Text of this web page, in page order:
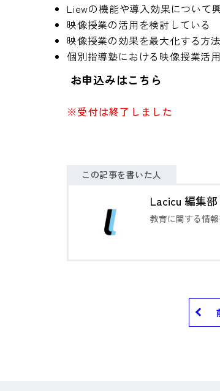
Liewの機能や導入効果について
映像授業の活用を検討している
映像授業の効果を最大化する方
個別指導塾における映像授業活
お申込みはこちら
※受付は終了しました
この記事を書いた人
Lacicu 編集部
教育に関する情